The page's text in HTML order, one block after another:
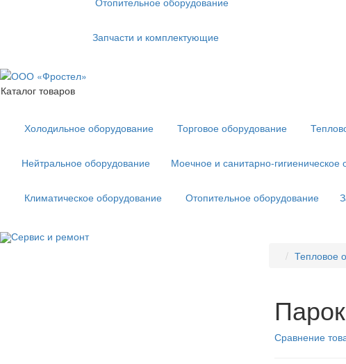
Запчасти и комплектующие
Каталог товаров
Холодильное оборудование Торговое оборудование
Нейтральное оборудование Моечное и санитарно-гигиеническое
Климатическое оборудование Отопительное оборудование
Сервис и ремонт
Тепловое
Сравнение